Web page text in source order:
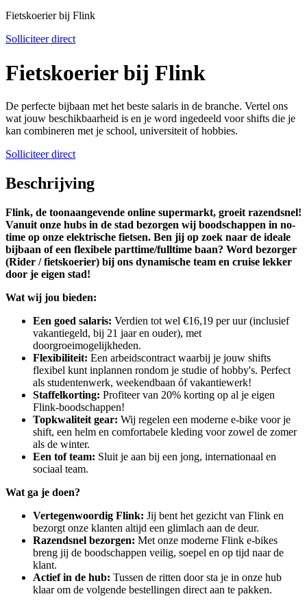
Fietskoerier bij Flink
Solliciteer direct
Fietskoerier bij Flink
De perfecte bijbaan met het beste salaris in de branche. Vertel ons
wat jouw beschikbaarheid is en je word ingedeeld voor shifts die je
kan combineren met je school, universiteit of hobbies.
Solliciteer direct
Beschrijving
Flink, de toonaangevende online supermarkt, groeit razendsnel!
Vanuit onze hubs in de stad bezorgen wij boodschappen in no-
time op onze elektrische fietsen. Ben jij op zoek naar de ideale
bijbaan of een flexibele parttime/fulltime baan? Word bezorger
(Rider / fietskoerier) bij ons dynamische team en cruise lekker
door je eigen stad!
Wat wij jou bieden:
Een goed salaris: Verdien tot wel €16,19 per uur (inclusief
vakantiegeld, bij 21 jaar en ouder), met
doorgroeimogelijkheden.
Flexibiliteit: Een arbeidscontract waarbij je jouw shifts
flexibel kunt inplannen rondom je studie of hobby's. Perfect
als studentenwerk, weekendbaan óf vakantiewerk!
Staffelkorting: Profiteer van 20% korting op al je eigen
Flink-boodschappen!
Topkwaliteit gear: Wij regelen een moderne e-bike voor je
shift, een helm en comfortabele kleding voor zowel de zomer
als de winter.
Een tof team: Sluit je aan bij een jong, internationaal en
sociaal team.
Wat ga je doen?
Vertegenwoordig Flink: Jij bent het gezicht van Flink en
bezorgt onze klanten altijd een glimlach aan de deur.
Razendsnel bezorgen: Met onze moderne Flink e-bikes
breng jij de boodschappen veilig, soepel en op tijd naar de
klant.
Actief in de hub: Tussen de ritten door sta je in onze hub
klaar om de volgende bestellingen direct aan te pakken.